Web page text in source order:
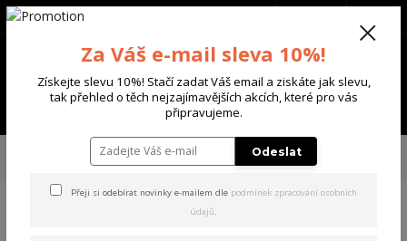
Menu
+420 702 136 620
ŠATY
Yakuza dámské šaty Flowers Casual T-Shirt
Dress mottled/black M
Za Váš e-mail sleva 10%!
Získejte slevu 10%! Stačí zadat Váš email a ziskáte jak slevu,
tak přehled o těch nejzajímavějších akcích, které pro vás
připravujeme.
Odeslat
Přeji si odebírat novinky e-mailem dle podmínek zpracování osobních
údajů.